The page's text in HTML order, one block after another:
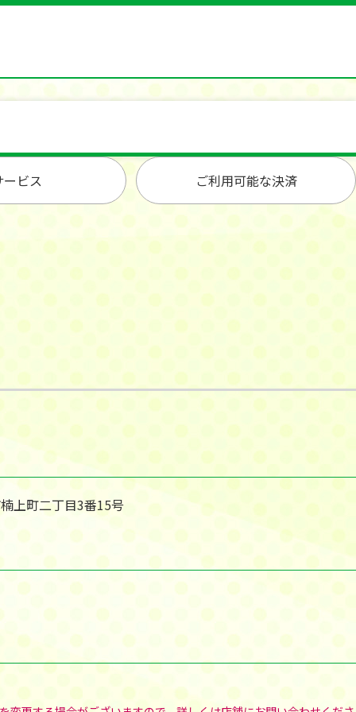
ビス ご利用可能な決済
上町二丁目3番15号